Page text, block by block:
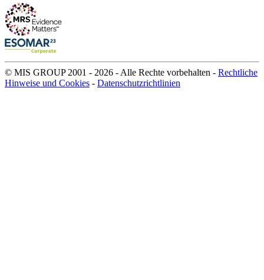
© MIS GROUP 2001 - 2026 - Alle Rechte vorbehalten - Rechtliche
Hinweise und Cookies - Datenschutzrichtlinien